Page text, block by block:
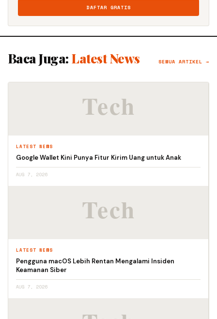
DAFTAR GRATIS
Baca Juga: Latest News SEMUA ARTIKEL →
LATEST NEWS
Google Wallet Kini Punya Fitur Kirim Uang untuk Anak
AUG 7, 2026
LATEST NEWS
Pengguna macOS Lebih Rentan Mengalami Insiden
Keamanan Siber
AUG 7, 2026